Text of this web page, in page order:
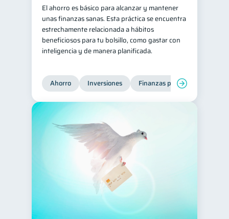
El ahorro es básico para alcanzar y mantener
unas finanzas sanas. Esta práctica se encuentra
estrechamente relacionada a hábitos
beneficiosos para tu bolsillo, como gastar con
inteligencia y de manera planificada.
Ahorro Inversiones Finanzas para jóvenes